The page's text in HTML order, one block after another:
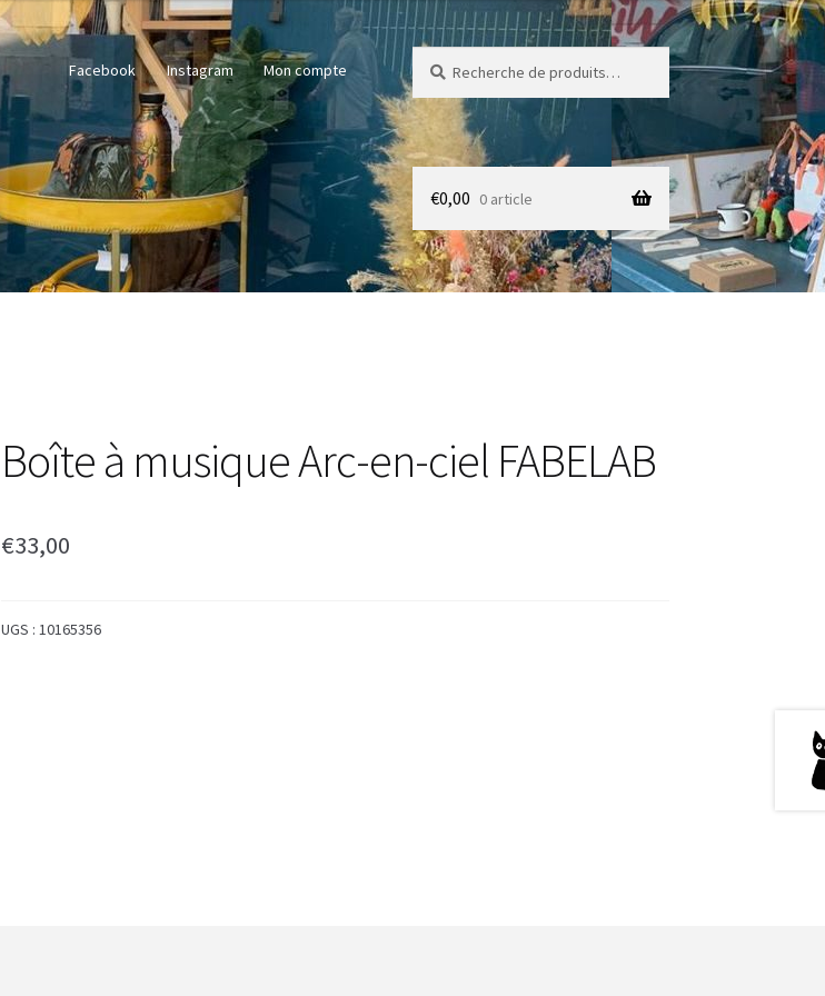
Facebook Instagram Mon compte
Recherche
pour :
Recherche
€0,00 0 article
Boîte à musique Arc-en-ciel FABELAB
€33,00
UGS : 10165356